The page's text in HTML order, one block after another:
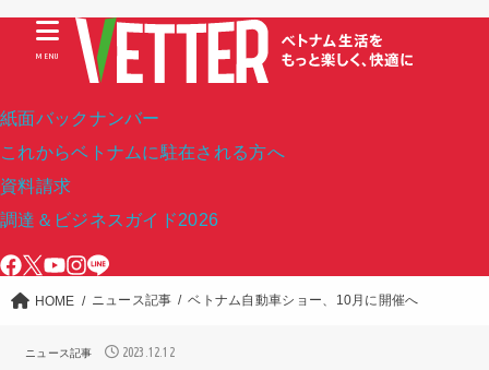
紙面バックナンバー
これからベトナムに駐在される方へ
資料請求
調達＆ビジネスガイド2026
MENU
HOME ニュース記事 ベトナム自動車ショー、10月に開催へ
ニュース記事 2023.12.12